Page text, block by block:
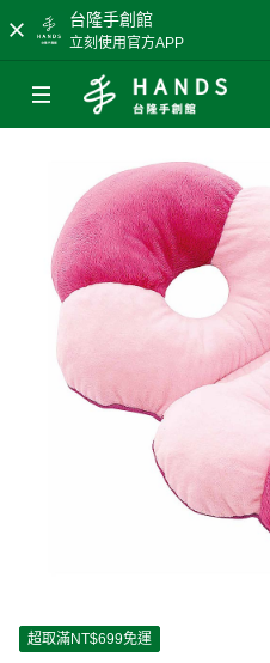
台隆手創館
立刻使用官方APP
超取滿NT$699免運